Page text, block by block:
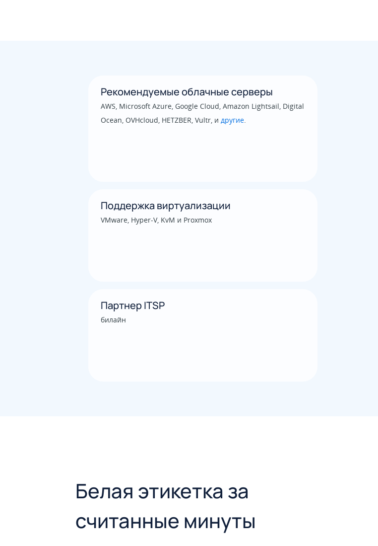
Рекомендуемые облачные серверы
AWS, Microsoft Azure, Google Cloud, Amazon Lightsail, Digital
Ocean, OVHcloud, HETZBER, Vultr, и другие.
Поддержка виртуализации
VMware, Hyper-V, KvM и Proxmox
Партнер ITSP
билайн
Белая этикетка за
считанные минуты